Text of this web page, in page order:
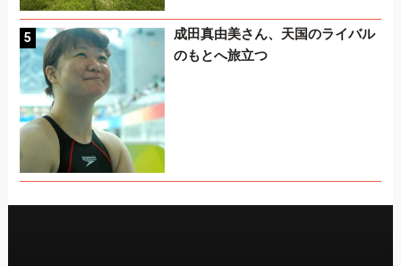
成田真由美さん、天国のライバル
のもとへ旅立つ